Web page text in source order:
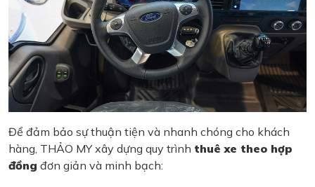
Để đảm bảo sự thuận tiện và nhanh chóng cho khách
hàng, THẢO MY xây dựng quy trình thuê xe theo hợp
đồng đơn giản và minh bạch: